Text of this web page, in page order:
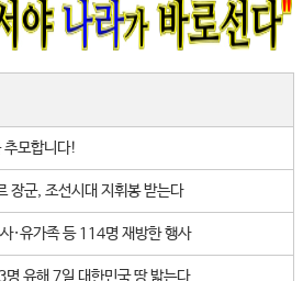
추모합니다!
장군, 조선시대 지휘봉 받는다
·유가족 등 114명 재방한 행사
유해 7일 대한민국 땅 밟는다